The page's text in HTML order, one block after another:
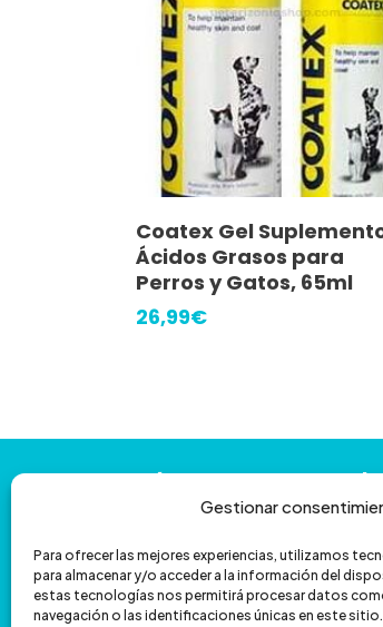
Gestionar
Para ofrecer las mejores experiencias, utilizamos
para almacenar y/o acceder a la información del
estas tecnologías nos permitirá procesar datos
navegación o las identificaciones únicas en este
Añadir Al Carrito
Coatex Gel
Ácidos Grasos para
Perros y Gatos, 65ml
26,99€
Contáctanos y te
por teléfono
601 172 335 962 067
hola@veterizonia.com